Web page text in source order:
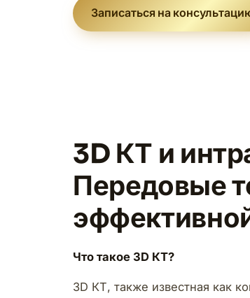
Записаться на
3D КТ и
Передовые
Что такое 3D КТ?
3D КТ, также известная как